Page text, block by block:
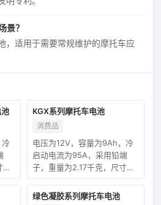
景？
，适用于需要常规维护的摩托车应
冷
KGX系列摩托车电池
消费品
电压为12V，容量为9Ah，冷
启动电流为95A，采用铅端
子，重量为2.17千克，尺寸为
134毫米，适用于摩托车。
绿色凝胶系列摩托车电池